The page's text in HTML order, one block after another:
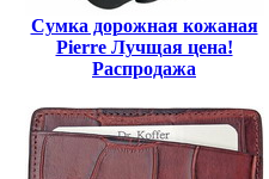
Сумка дорожная кожаная
Pierre Лучщая цена!
Распродажа